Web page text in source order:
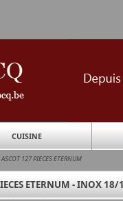
CUISINE
127 PIECES ETERNUM
ETERNUM - INOX